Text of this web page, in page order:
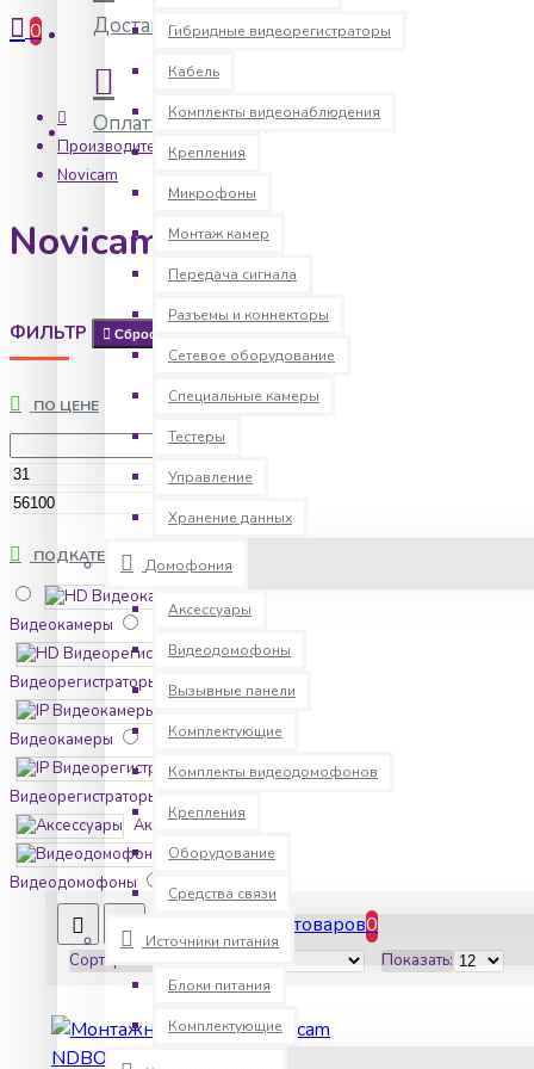
ДоставкаИнформация
Оплата Информация
Гибридные видеорегистраторы
Кабель
Комплекты видеонаблюдения
Крепления
Микрофоны
Монтаж камер
Передача сигнала
Разъемы и коннекторы
Сетевое оборудование
Специальные камеры
Тестеры
Управление
Хранение данных
Домофония
Аксессуары
Видеодомофоны
Вызывные панели
Комплектующие
Комплекты видеодомофонов
Крепления
Оборудование
Средства связи
Источники питания
Блоки питания
Комплектующие
0
Производитель
Novicam
Novicam
ФИЛЬТР Сбросить
ПО ЦЕНЕ
р.
ПОДКАТЕГОРИИ
Видеокамеры
HD
Видеорегистраторы
Видеокамеры
IP
Видеорегистраторы
Аксессуары
Видеодомофоны
Видеонаблюдение
Домофония
Замки
Сравнение товаров0
Сортировка: Показать: